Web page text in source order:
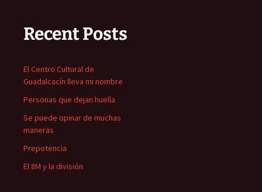
Recent Posts
El Centro Cultural de
Guadalcacín lleva mi nombre
Personas que dejan huella
Se puede opinar de muchas
maneras
Prepotencia
El 8M y la división